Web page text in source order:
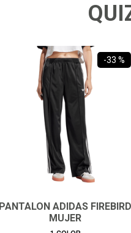
-33 %
PANTALON ADIDAS FIREBIRD
MUJER